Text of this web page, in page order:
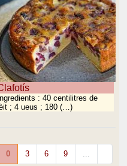
Ingredients : 40 centilitres de
; 4 ueus ; 180 (…)
0 3 6 9 ...